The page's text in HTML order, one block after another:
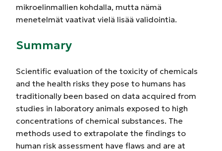
mikroelinmallien kohdalla, mutta nämä
menetelmät vaativat vielä lisää validointia.
Summary
Scientific evaluation of the toxicity of chemicals
and the health risks they pose to humans has
traditionally been based on data acquired from
studies in laboratory animals exposed to high
concentrations of chemical substances. The
methods used to extrapolate the findings to
human risk assessment have flaws and are at